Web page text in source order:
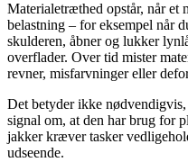
Materialetræthed opstår, når et
belastning – for eksempel når
skulderen, åbner og lukker
overflader. Over tid mister
revner, misfarvninger eller
Det betyder ikke
signal om, at den har brug for
jakker kræver tasker
udseende.